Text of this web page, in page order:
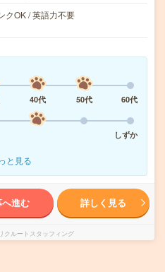
クOK / 英語力不要
40代 50代
60代
しずか
と見る
へ進む 詳しく見る
クルートスタッフィング